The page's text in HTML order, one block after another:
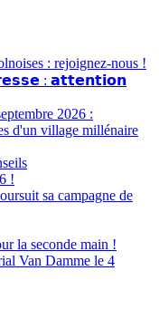
: rejoignez-nous !
: 𝗮𝘁𝘁𝗲𝗻𝘁𝗶𝗼𝗻
2026 :
d'un village millénaire
!
sa campagne de
la seconde main !
Van Damme le 4